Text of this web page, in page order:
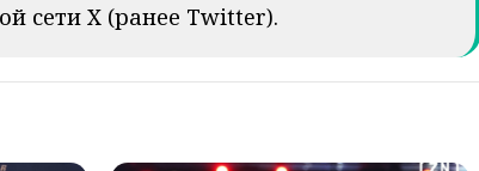
сети X (ранее Twitter).